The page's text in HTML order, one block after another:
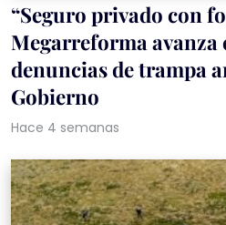
“Seguro privado con
Megarreforma
denuncias de trampa
Gobierno
Hace 4 semanas